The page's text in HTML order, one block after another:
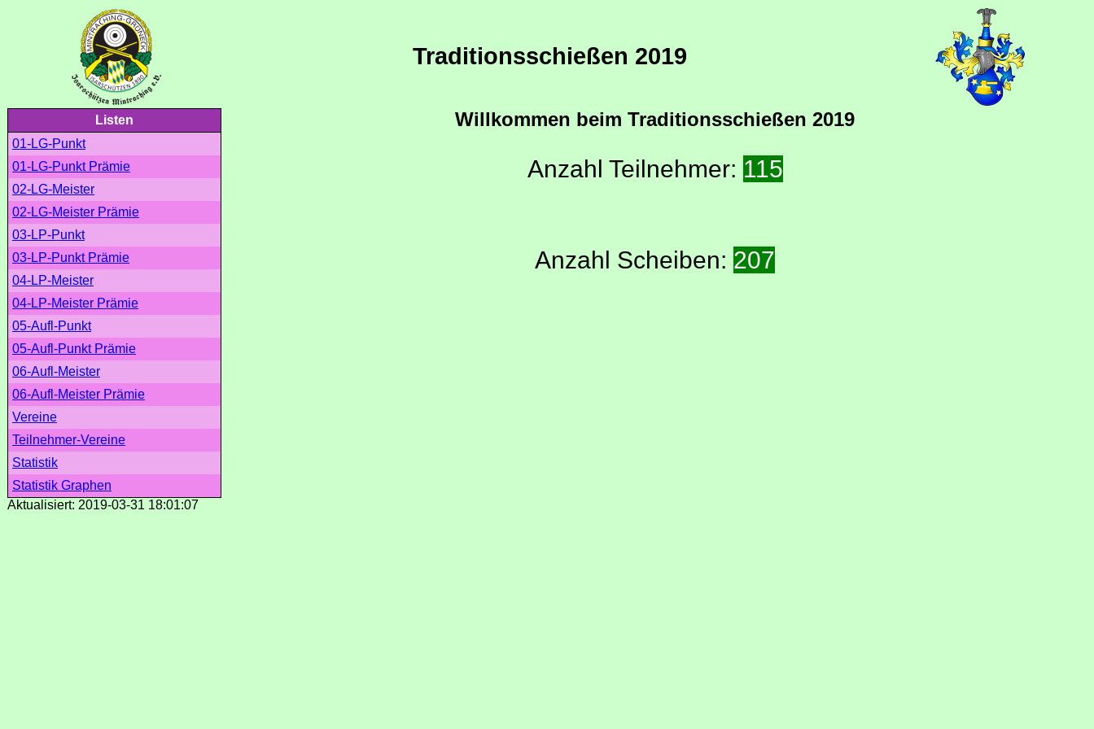
Traditionsschießen 2019
Listen
01-LG-Punkt
01-LG-Punkt Prämie
02-LG-Meister
02-LG-Meister Prämie
03-LP-Punkt
03-LP-Punkt Prämie
04-LP-Meister
04-LP-Meister Prämie
05-Aufl-Punkt
05-Aufl-Punkt Prämie
06-Aufl-Meister
06-Aufl-Meister Prämie
Vereine
Teilnehmer-Vereine
Statistik
Statistik Graphen
Aktualisiert: 2019-03-31 18:01:07
Willkommen beim Traditionsschießen 2019
Anzahl Teilnehmer: 121
Anzahl Scheiben: 217